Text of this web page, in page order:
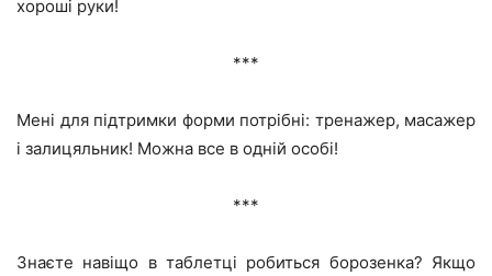
хороші руки!
***
Мені для підтримки форми потрібні: тренажер, масажер
і залицяльник! Можна все в одній особі!
***
Знаєте навіщо в таблетці робиться борозенка? Якщо